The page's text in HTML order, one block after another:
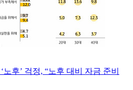
노후’ 걱정, “노후 대비 자금 준비